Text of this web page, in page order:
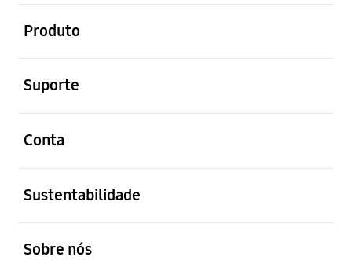
Produto
Suporte
Conta
Sustentabilidade
Sobre nós